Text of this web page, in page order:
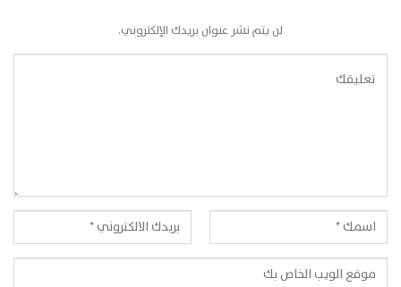
لن يتم نشر عنوان بريدك الإلكتروني.